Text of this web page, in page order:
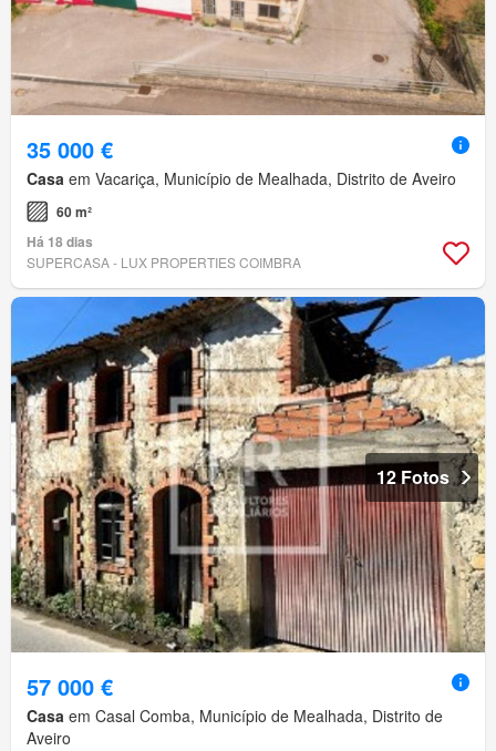
35 000 €
Casa em Vacariça, Município de Mealhada, Distrito de Aveiro
60 m²
Há 18 dias
SUPERCASA - LUX PROPERTIES COIMBRA
12 Fotos
57 000 €
Casa em Casal Comba, Município de Mealhada, Distrito de
Aveiro